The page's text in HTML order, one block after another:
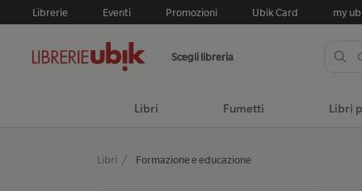
Librerie Eventi Promozioni Ubik Card my
Scegli libreria
Libri Fumetti Libri
Libri Formazione e educazione